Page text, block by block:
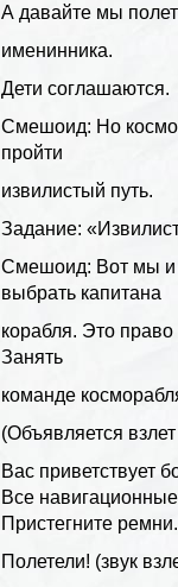
А давайте мы
именинника.
Дети соглашаются.
Смешоид: Но
пройти
извилистый путь.
Задание:
Смешоид: Вот мы и
выбрать капитана
корабля. Это
Занять
команде
(Объявляется
Вас приветствует
Все
Пристегните ремни.
Полетели! (звук